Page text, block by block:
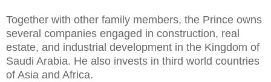
Together with other family members, the Prince owns
several companies engaged in construction, real
estate, and industrial development in the Kingdom of
Saudi Arabia. He also invests in third world countries
of Asia and Africa.